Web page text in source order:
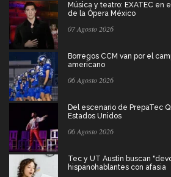
Música y teatro: EXATEC en
de la Ópera México
07 Agosto 2026
Borregos CCM van por el
americano
06 Agosto 2026
Del escenario de PrepaTec
Estados Unidos
06 Agosto 2026
Tec y UT Austin buscan
hispanohablantes con afasia